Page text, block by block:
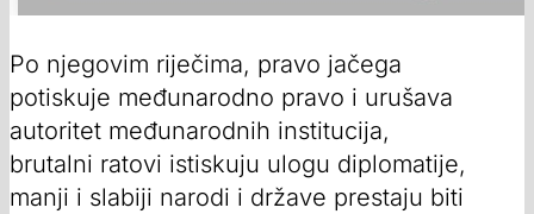
Po njegovim riječima, pravo jačega
potiskuje međunarodno pravo i urušava
autoritet međunarodnih institucija,
brutalni ratovi istiskuju ulogu diplomatije,
manji i slabiji narodi i države prestaju biti